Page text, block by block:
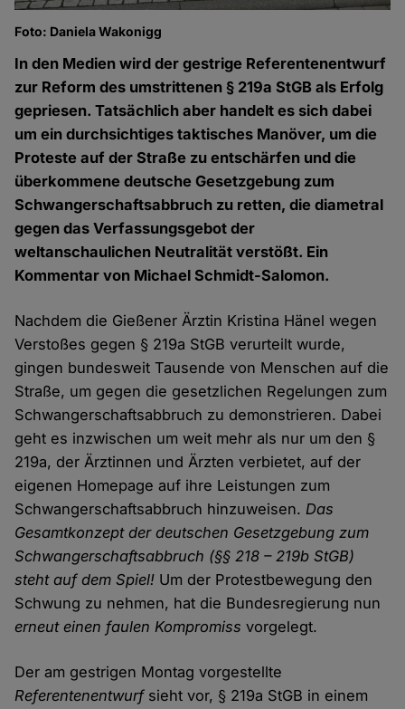
Foto: Daniela Wakonigg
In den Medien wird der gestrige Referentenentwurf
zur Reform des umstrittenen § 219a StGB als Erfolg
gepriesen. Tatsächlich aber handelt es sich dabei
um ein durchsichtiges taktisches Manöver, um die
Proteste auf der Straße zu entschärfen und die
überkommene deutsche Gesetzgebung zum
Schwangerschaftsabbruch zu retten, die diametral
gegen das Verfassungsgebot der
weltanschaulichen Neutralität verstößt. Ein
Kommentar von Michael Schmidt-Salomon.
Nachdem die Gießener Ärztin Kristina Hänel wegen
Verstoßes gegen § 219a StGB verurteilt wurde,
gingen bundesweit Tausende von Menschen auf die
Straße, um gegen die gesetzlichen Regelungen zum
Schwangerschaftsabbruch zu demonstrieren. Dabei
geht es inzwischen um weit mehr als nur um den §
219a, der Ärztinnen und Ärzten verbietet, auf der
eigenen Homepage auf ihre Leistungen zum
Schwangerschaftsabbruch hinzuweisen.Das
Gesamtkonzept der deutschen Gesetzgebung zum
Schwangerschaftsabbruch (§§ 218 – 219b StGB)
steht auf dem Spiel! Um der Protestbewegung den
Schwung zu nehmen, hat die Bundesregierung nun
erneut einen faulen Kompromiss vorgelegt.
Der am gestrigen Montag vorgestellte
Referentenentwurfsieht vor, § 219a StGB in einem